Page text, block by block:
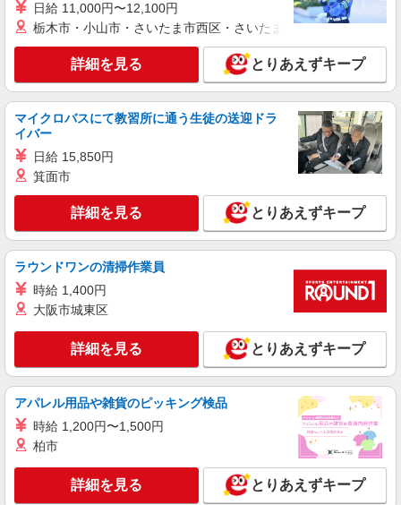
による 介護福祉士 時給1,333円以上 実務者研修
時給1,270円以上 初任者研修 時給1,270円以上 ※
一律処遇改善加算含む 〇時間外勤務手当 〇土日祝
勤務手当 〇年末年始勤務手当
兵庫県神戸市須磨区南町3-3-20 ハイツシー&シー
2F
詳細を見る
パート
パナソニック エイジフリーケアセンター神戸
訪問介護／登録ヘルパー／16-20時
時給1,524円〜2,095円 ※経験・能力・資格等
による 介護福祉士 時給1,587円〜2,095円 実務者
研修 時給1,524円〜2,032円 初任者研修 時給1,524
円〜2,032円 ※インセンティブ制度有あり（社内
規定あり） ※一律処遇改善加算含む 〇時間外勤務
手当 〇土日祝勤務手当 〇年末年始勤務手当
パナソニック エイジフリーケアセンター神戸
兵庫県神戸市須磨区南町3-3-20 ハイツシー&シー
2F
キープ 詳細を見る
パート
パナソニック エイジフリーケアセンター神戸
訪問介護／介護職／AMのみ
時給1,270円〜1,333円 ※経験・能力・資格等
による 介護福祉士 時給1,333円以上 実務者研修
時給1,270円以上 初任者研修 時給1,270円以上 ※
一律処遇改善加算含む 〇時間外勤務手当 〇土日祝
パナソニック エイジフリーケアセンター神戸
兵庫県神戸市須磨区南町3-3-20 ハイツシー&シー
2F
キープ 詳細を見る
日給 11,000円〜12,100円
栃木市・小山市・さいたま市西区・さいたま市岩槻区・久喜市・
詳細を見る とりあえずキープ
マイクロバスにて教習所に通う生徒の送迎ドラ
イバー
日給 15,850円
箕面市
詳細を見る とりあえずキープ
ラウンドワンの清掃作業員
時給 1,400円
大阪市城東区
詳細を見る とりあえずキープ
アパレル用品や雑貨のピッキング検品
時給 1,200円〜1,500円
柏市
詳細を見る とりあえずキープ